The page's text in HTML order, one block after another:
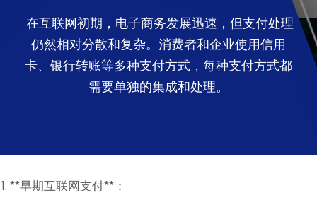
在互联网初期，电子商务发展迅速，但支付处理
仍然相对分散和复杂。消费者和企业使用信用
卡、银行转账等多种支付方式，每种支付方式都
需要单独的集成和处理。
1. **早期互联网支付**：